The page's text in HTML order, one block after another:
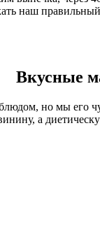
наш
Вкусные
но мы его
а